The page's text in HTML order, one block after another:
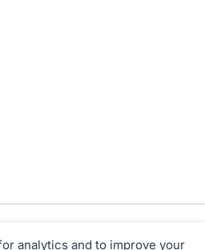
analytics and to improve your